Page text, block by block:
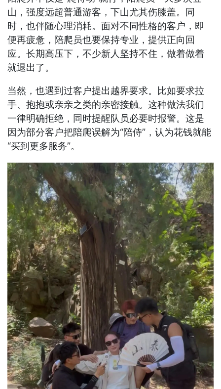
山，强度远超普通游客，下山尤其伤膝盖。同
时，也伴随心理消耗。面对不同性格的客户，即
便再疲惫，陪爬员也要保持专业，提供正向回
应。长期高压下，不少新人坚持不住，做着做着
就退出了。
当然，也遇到过客户提出越界要求。比如要求拉
手、抱抱或亲亲之类的亲密接触。这种做法我们
一律明确拒绝，同时提醒队员必要时报警。这是
因为部分客户把陪爬误解为“陪侍”，认为花钱就能
“买到更多服务”。